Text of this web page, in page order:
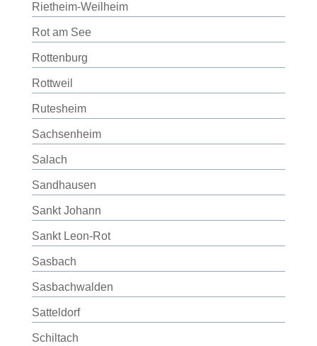
Rietheim-Weilheim
Rot am See
Rottenburg
Rottweil
Rutesheim
Sachsenheim
Salach
Sandhausen
Sankt Johann
Sankt Leon-Rot
Sasbach
Sasbachwalden
Satteldorf
Schiltach